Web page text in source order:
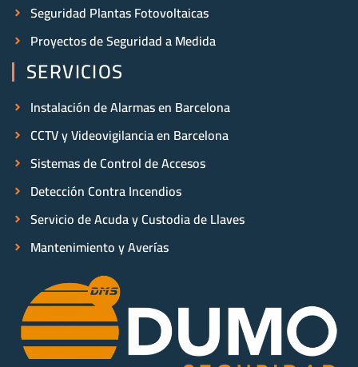
SERVICIOS
Instalación de Alarmas en Barcelona
CCTV y Videovigilancia en Barcelona
Sistemas de Control de Accesos
Detección Contra Incendios
Servicio de Acuda y Custodia de Llaves
Mantenimiento y Averías
Seguridad Plantas Fotovoltaicas
Proyectos de Seguridad a Medida